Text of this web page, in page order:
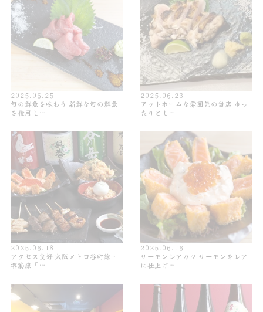
2025.06.25
旬の鮮魚を味わう 新鮮な旬の鮮魚
を使用し…
2025.06.23
アットホームな雰囲気の当店 ゆっ
たりとし…
2025.06.18
アクセス良好 大阪メトロ谷町線・
堺筋線「…
2025.06.16
サーモンレアカツ サーモンをレア
に仕上げ…